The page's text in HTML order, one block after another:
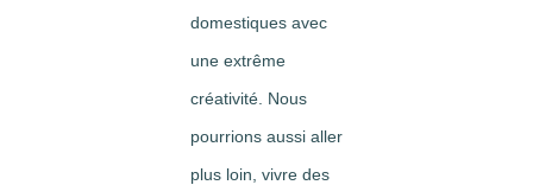
domestiques avec
une extrême
créativité. Nous
pourrions aussi aller
plus loin, vivre des